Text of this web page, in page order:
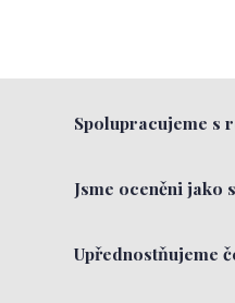
Spolupracujeme s
Jsme oceněni jako
Upřednostňujeme